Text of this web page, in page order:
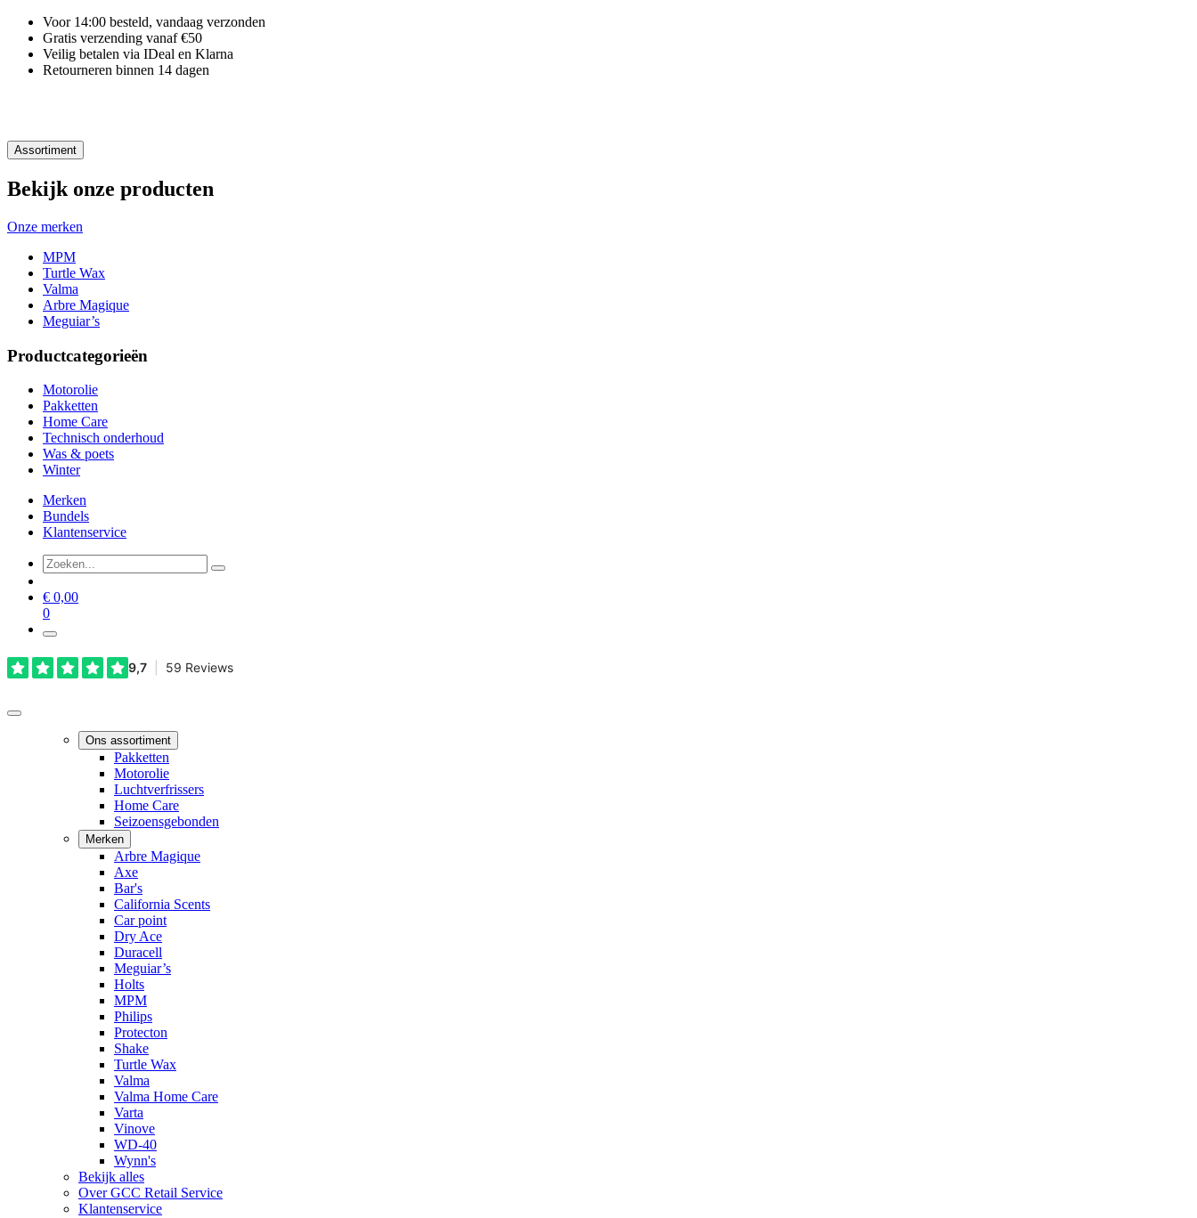
Voor 14:00 besteld, vandaag verzonden
Gratis verzending vanaf €50
Veilig betalen via IDeal en Klarna
Retourneren binnen 14 dagen
Assortiment
Bekijk onze producten
Onze merken
MPM
Turtle Wax
Valma
Arbre Magique
Meguiar’s
Productcategorieën
Motorolie
Pakketten
Home Care
Technisch onderhoud
Was & poets
Winter
Merken
Bundels
Klantenservice
€ 0,00
0
Ons assortiment
Pakketten
Motorolie
Luchtverfrissers
Home Care
Seizoensgebonden
Merken
Arbre Magique
Axe
Bar's
California Scents
Car point
Dry Ace
Duracell
Meguiar’s
Holts
MPM
Philips
Protecton
Shake
Turtle Wax
Valma
Valma Home Care
Varta
Vinove
WD-40
Wynn's
Bekijk alles
Over GCC Retail Service
Klantenservice